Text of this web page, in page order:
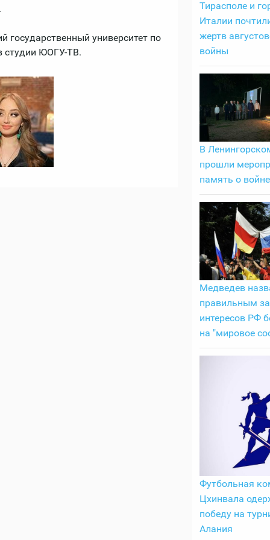
университет по
студии ЮОГУ-ТВ.
Тирасполе и
Италии
жертв
войны
В
прошли
память о
Медведев
правильным
интересов РФ
на "мировое
Футбольная
Цхинвала
победу на
Алания